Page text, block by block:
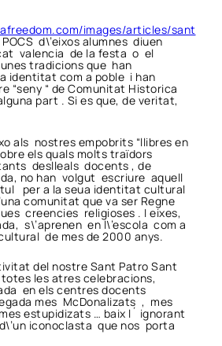
d\’eixos alumnes diuen
valencia de la festa o el
tradicions que han
identitat com a poble i han
“seny “ de Comunitat Historica
part . Si es que, de veritat,
als nostres empobrits “llibres en
els quals molts traïdors
deslleals docents , de
no han volgut escriure aquell
per a la seua identitat cultural
comunitat que va ser Regne
creencies religioses . I eixes,
s\’aprenen en l\’escola com a
de mes de 2000 anys.
del nostre Sant Patro Sant
les atres celebracions,
en els centres docents
mes McDonalizats , mes
estupidizats … baix l´ ignorant
iconoclasta que nos porta